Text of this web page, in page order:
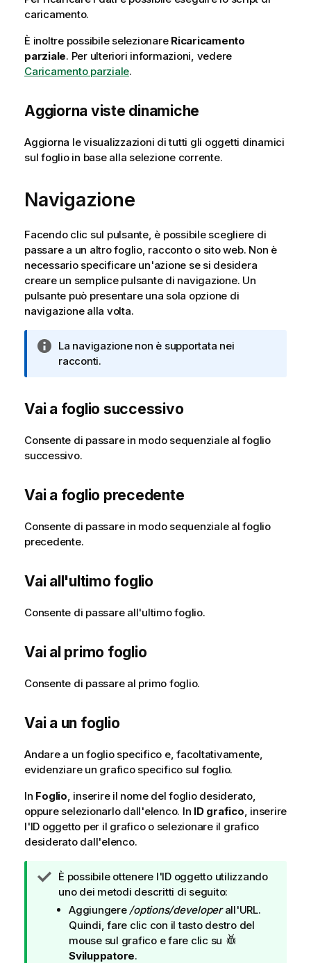
caricamento.
È inoltre possibile selezionare Ricaricamento
parziale. Per ulteriori informazioni, vedere
Caricamento parziale.
Aggiorna viste dinamiche
Aggiorna le visualizzazioni di tutti gli oggetti dinamici
sul foglio in base alla selezione corrente.
Navigazione
Facendo clic sul pulsante, è possibile scegliere di
passare a un altro foglio, racconto o sito web. Non è
necessario specificare un'azione se si desidera
creare un semplice pulsante di navigazione. Un
pulsante può presentare una sola opzione di
navigazione alla volta.
N
o
f
o
a
i
c
La navigazione non è supportata nei
racconti.
Vai a foglio successivo
Consente di passare in modo sequenziale al foglio
successivo.
Vai a foglio precedente
Consente di passare in modo sequenziale al foglio
precedente.
Vai all'ultimo foglio
Consente di passare all'ultimo foglio.
Vai al primo foglio
Consente di passare al primo foglio.
Vai a un foglio
Andare a un foglio specifico e, facoltativamente,
evidenziare un grafico specifico sul foglio.
In Foglio, inserire il nome del foglio desiderato,
oppure selezionarlo dall'elenco. In ID grafico, inserire
l'ID oggetto per il grafico o selezionare il grafico
desiderato dall'elenco.
N
o
t
È possibile ottenere l'ID oggetto utilizzando
uno dei metodi descritti di seguito:
Aggiungere /options/developerall'URL.
Quindi, fare clic con il tasto destro del
mouse sul grafico e fare clic su
Sviluppatore.